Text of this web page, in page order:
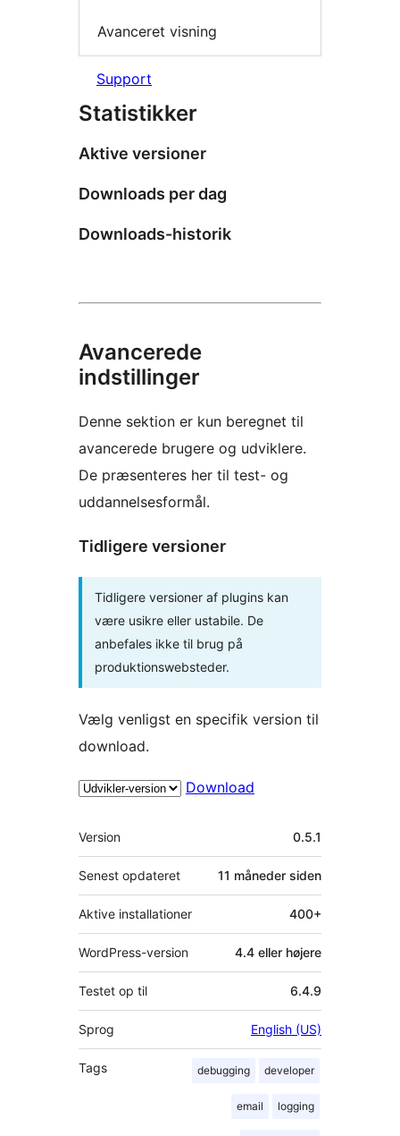
Avanceret visning
Support
Statistikker
Aktive versioner
Downloads per dag
Downloads-historik
Avancerede
indstillinger
Denne sektion er kun beregnet til
avancerede brugere og udviklere.
De præsenteres her til test- og
uddannelsesformål.
Tidligere versioner
Tidligere versioner af plugins kan
være usikre eller ustabile. De
anbefales ikke til brug på
produktionswebsteder.
Vælg venligst en specifik version til
download.
Download
Meta
Version 0.5.1
Senest opdateret 11 måneder siden
Aktive installationer 400+
WordPress-version 4.4 eller højere
Testet op til 6.4.9
Sprog English (US)
Tags debugging developer
email logging